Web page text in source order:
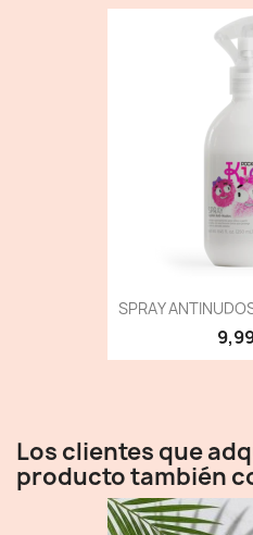
SPRAY
Los clientes que
producto también